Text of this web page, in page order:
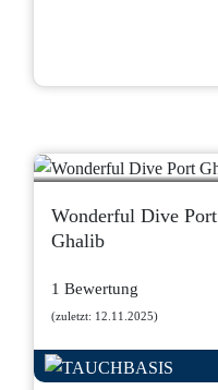
Wonderful Dive Port
Ghalib
1 Bewertung
(zuletzt: 12.11.2025)